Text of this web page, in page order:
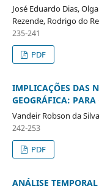
José Eduardo Dias,
Rezende, Rodrigo do
235-241
PDF
IMPLICAÇÕES DAS
GEOGRÁFICA:
Vandeir Robson da
242-253
PDF
ANÁLISE